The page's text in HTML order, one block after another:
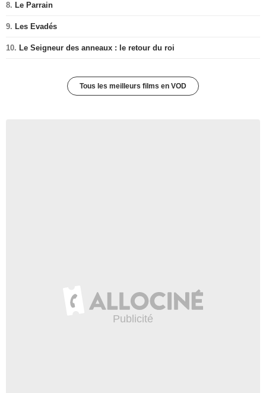
8. Le Parrain
9. Les Evadés
10. Le Seigneur des anneaux : le retour du roi
Tous les meilleurs films en VOD